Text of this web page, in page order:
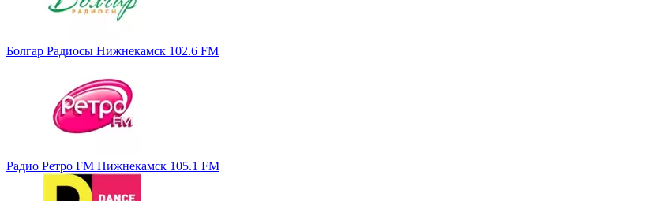
Болгар Радиосы Нижнекамск 102.6 FM
Радио Ретро FM Нижнекамск 105.1 FM